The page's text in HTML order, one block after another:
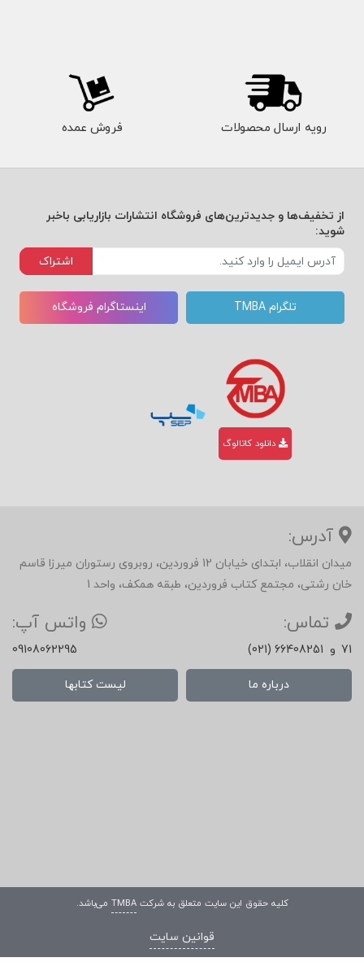
رویه ارسال محصولات فروش عمده
از تخفیف‌ها و جدیدترین‌های فروشگاه انتشارات بازاریابی باخبر
شوید:
اشتراک
تلگرام TMBA اینستاگرام فروشگاه
دانلود کاتالوگ
آدرس:
میدان انقلاب، ابتدای خیابان 12 فروردین، روبروی رستوران میرزا قاسم
خان رشتی، مجتمع کتاب فروردین، طبقه همکف، واحد 1
تماس:
(021) 66408251 و 71
واتس آپ:
09108062295
درباره ما لیست کتابها
کلیه حقوق این سایت متعلق به شرکتTMBA می‌باشد.
قوانین سایت